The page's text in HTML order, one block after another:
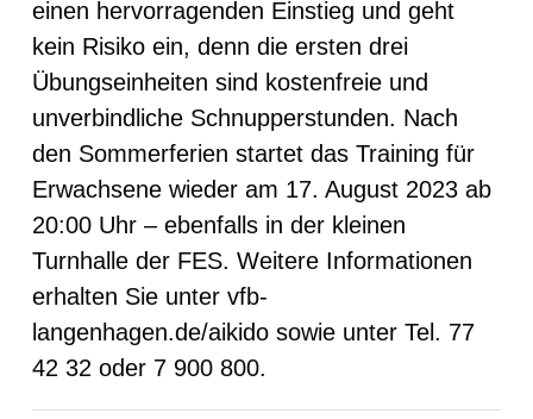
einen hervorragenden Einstieg und geht
kein Risiko ein, denn die ersten drei
Übungseinheiten sind kostenfreie und
unverbindliche Schnupperstunden. Nach
den Sommerferien startet das Training für
Erwachsene wieder am 17. August 2023 ab
20:00 Uhr – ebenfalls in der kleinen
Turnhalle der FES. Weitere Informationen
erhalten Sie unter vfb-
langenhagen.de/aikido sowie unter Tel. 77
42 32 oder 7 900 800.